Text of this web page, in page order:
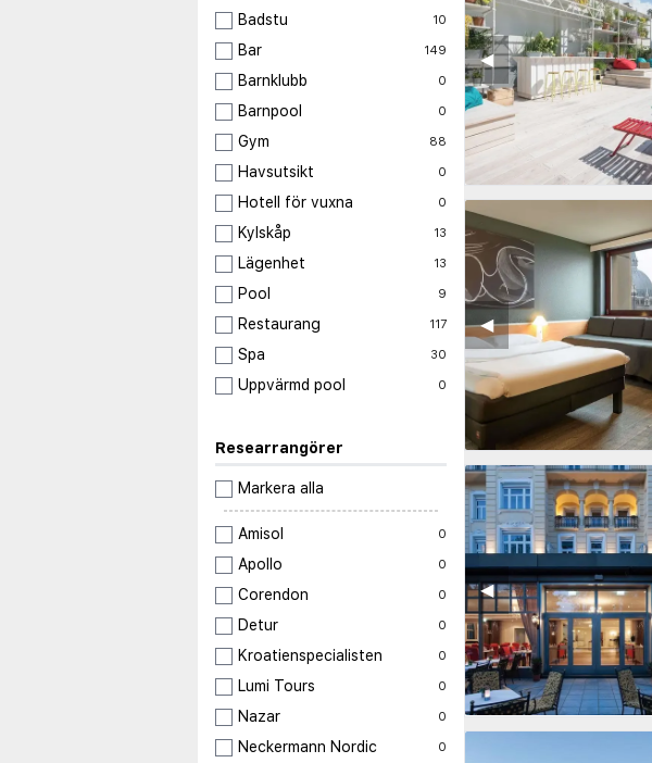
Badstu 10
Bar 149
Barnklubb 0
Barnpool 0
Gym 88
Havsutsikt 0
Hotell för vuxna 0
Kylskåp 13
Lägenhet 13
Pool 9
Restaurang 117
Spa 30
Uppvärmd pool 0
Researrangörer
Markera alla
Amisol 0
Apollo 0
Corendon 0
Detur 0
Kroatienspecialisten 0
Lumi Tours 0
Nazar 0
Neckermann Nordic 0
◀︎
◀︎
◀︎